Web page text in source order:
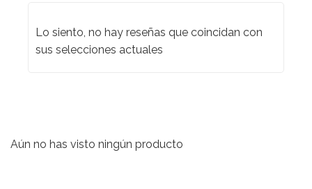
Lo siento, no hay reseñas que coincidan con
sus selecciones actuales
Aún no has visto ningún producto